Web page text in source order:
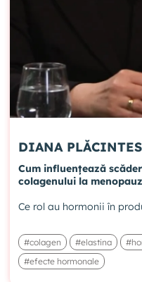
DIANA
Cum influențează
colagenului la
Ce rol au hormonii în
#colagen #elastina
#efecte hormonale